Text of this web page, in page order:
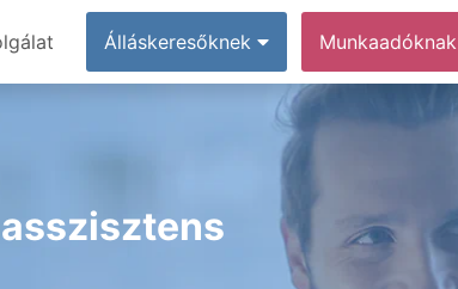
Álláskeresőknek Munkaadóknak